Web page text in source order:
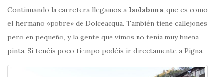
Continuando la carretera llegamos a Isolabona, que es como
el hermano «pobre» de Dolceacqua. También tiene callejones
pero en pequeño, y la gente que vimos no tenía muy buena
pinta. Si tenéis poco tiempo podéis ir directamente a Pigna.